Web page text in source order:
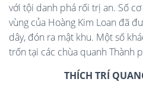
với tội danh phá rối trị an. Số
vùng của Hoàng Kim Loan đã
dây, đón ra mật khu. Một số
trốn tại các chùa quanh Thành
THÍCH TRÍ